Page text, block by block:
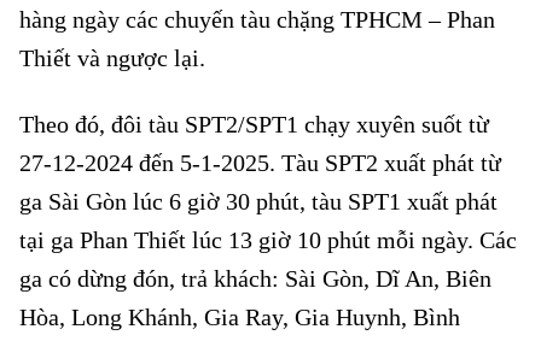
hàng ngày các chuyến tàu chặng TPHCM – Phan
Thiết và ngược lại.
Theo đó, đôi tàu SPT2/SPT1 chạy xuyên suốt từ
27-12-2024 đến 5-1-2025. Tàu SPT2 xuất phát từ
ga Sài Gòn lúc 6 giờ 30 phút, tàu SPT1 xuất phát
tại ga Phan Thiết lúc 13 giờ 10 phút mỗi ngày. Các
ga có dừng đón, trả khách: Sài Gòn, Dĩ An, Biên
Hòa, Long Khánh, Gia Ray, Gia Huynh, Bình